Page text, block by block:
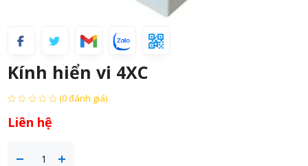
Kính hiển vi 4XC
(0 đánh giá)
Liên hệ